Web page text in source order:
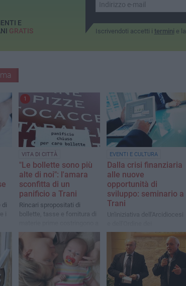
Iscrivendoti accetti i termini e la
E
GRATIS
di
i
1
VITA DI CITTÀ
"Le bollette sono più
alte di noi": l'amara
sconfitta di un
panificio a Trani
Rincari spropositati di
bollette, tasse e fornitura di
abbassare la saracinesca
dopo meno di un anno di
attività
EVENTI E CULTURA
Dalla crisi finanziaria
alle nuove
opportunità di
sviluppo: seminario a
Trani
Un'iniziativa dell'Arcidiocesi
commercialisti